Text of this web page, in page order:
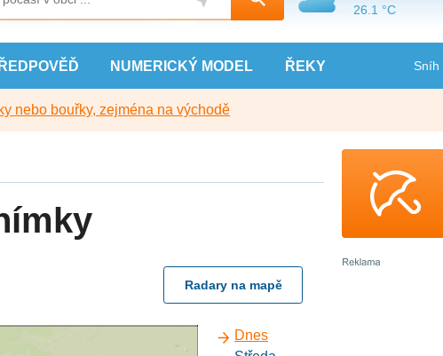
NUMERICKÝ MODEL ŘEKY Sníh
26.1 °C
nebo bouřky, zejména na východě
Radary na mapě
Dnes